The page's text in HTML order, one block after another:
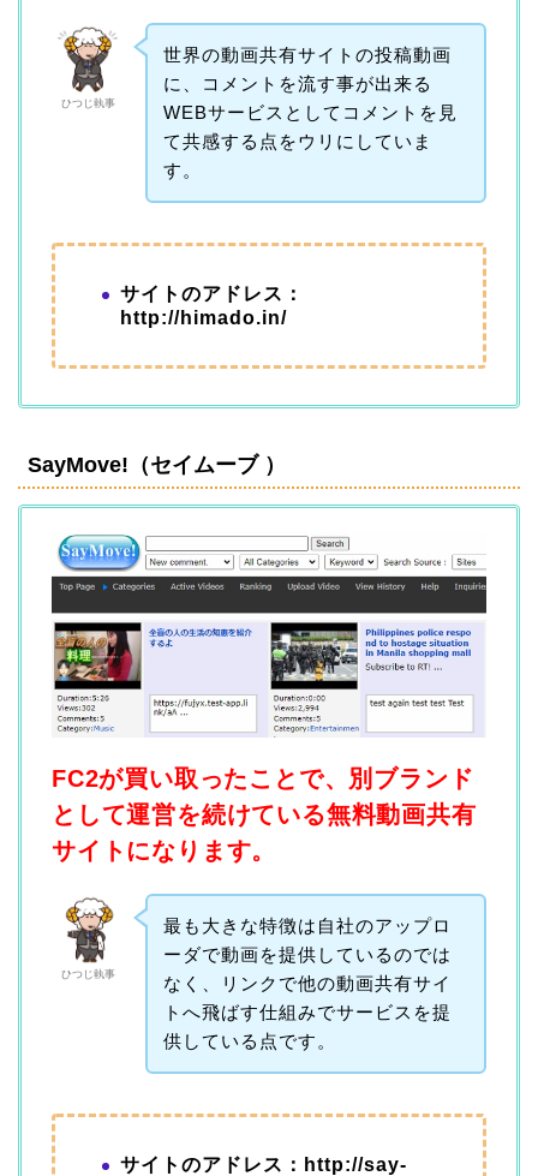
ひつじ執事
世界の動画共有サイトの投稿動画
に、コメントを流す事が出来る
WEBサービスとしてコメントを見
て共感する点をウリにしていま
す。
サイトのアドレス：
http://himado.in/
SayMove!（セイムーブ ）
FC2が買い取ったことで、別ブランド
として運営を続けている無料動画共有
サイトになります。
ひつじ執事
最も大きな特徴は自社のアップロ
ーダで動画を提供しているのでは
なく、リンクで他の動画共有サイ
トへ飛ばす仕組みでサービスを提
供している点です。
サイトのアドレス：http://say-